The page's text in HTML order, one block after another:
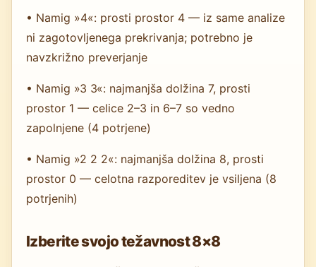
• Namig »4«: prosti prostor 4 — iz same analize
ni zagotovljenega prekrivanja; potrebno je
navzkrižno preverjanje
• Namig »3 3«: najmanjša dolžina 7, prosti
prostor 1 — celice 2–3 in 6–7 so vedno
zapolnjene (4 potrjene)
• Namig »2 2 2«: najmanjša dolžina 8, prosti
prostor 0 — celotna razporeditev je vsiljena (8
potrjenih)
Izberite svojo težavnost 8×8